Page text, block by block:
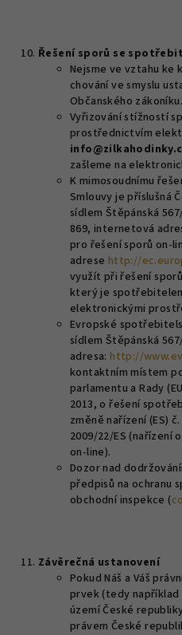
Řešení sporů se
Nejsme ve vztahu ke
chování ve smyslu
Občanského zákoníku.
Vyřizování stížností
prostřednictvím
zašleme na
K mimosoudnímu
Smlouvy je příslušná
sídlem Štěpánská
869, internetová
pro řešení sporů on-
adrese http://
využít při řešení
který je
elektronickými
Evropské
sídlem Štěpánská
adresa:http://
kontaktním místem
parlamentu a Rady
2013, o řešení
změně nařízení (ES)
2009/22/ES (nařízení
on-line).
Dozor nad
předpisů na ochranu
obchodní inspekce (
Závěrečná ustanovení
Pokud Náš a Váš
prvek (tedy například
území České
právem České